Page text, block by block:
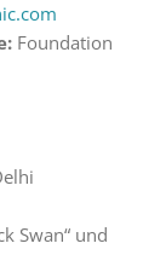
Foundation
Swan“ und